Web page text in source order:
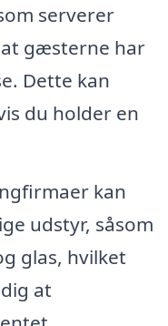
serverer
gæsterne har
Dette kan
du holder en
kan
udstyr, såsom
glas, hvilket
at